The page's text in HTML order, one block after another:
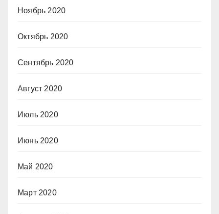
Ноябрь 2020
Октябрь 2020
Сентябрь 2020
Август 2020
Июль 2020
Июнь 2020
Май 2020
Март 2020